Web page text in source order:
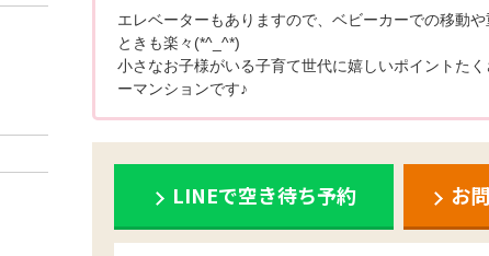
エレベーターもありますので、ベビーカーでの移動
ときも楽々(*^_^*)
小さなお子様がいる子育て世代に嬉しいポイントたく
ーマンションです♪
LINEで空き待ち予約 お